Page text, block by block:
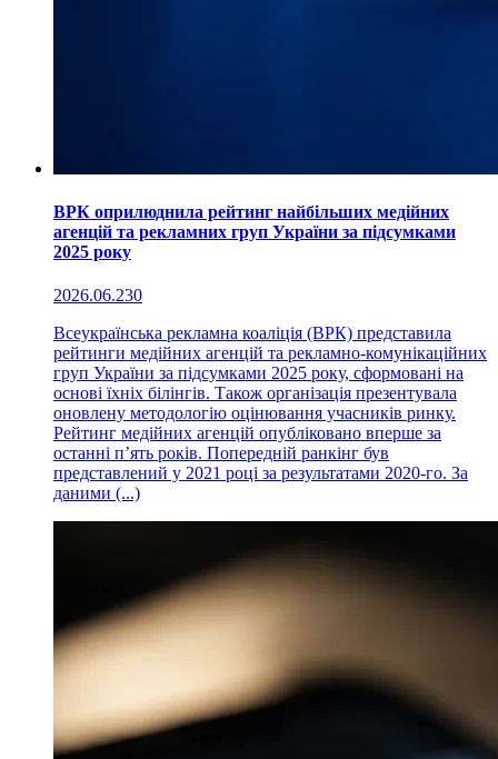
ВРК оприлюднила рейтинг найбільших медійних
агенцій та рекламних груп України за підсумками
2025 року
2026.06.230
Всеукраїнська рекламна коаліція (ВРК) представила
рейтинги медійних агенцій та рекламно-комунікаційних
груп України за підсумками 2025 року, сформовані на
основі їхніх білінгів. Також організація презентувала
оновлену методологію оцінювання учасників ринку.
Рейтинг медійних агенцій опубліковано вперше за
останні п’ять років. Попередній ранкінг був
представлений у 2021 році за результатами 2020-го. За
даними (...)